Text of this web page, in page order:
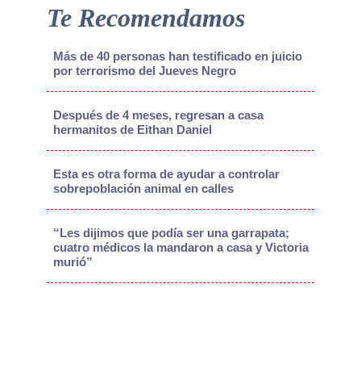
Te Recomendamos
Más de 40 personas han testificado en juicio
por terrorismo del Jueves Negro
Después de 4 meses, regresan a casa
hermanitos de Eithan Daniel
Esta es otra forma de ayudar a controlar
sobrepoblación animal en calles
“Les dijimos que podía ser una garrapata;
cuatro médicos la mandaron a casa y Victoria
murió”